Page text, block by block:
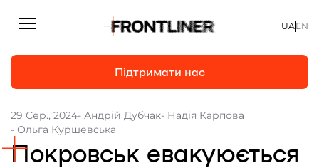
Репортажі
Статті
Підтримати нас
UAEN
Підтримати нас
29 Сер., 2024- Андрій Дубчак- Надія Карпова
- Ольга Куршевська
Покровськ евакуюється